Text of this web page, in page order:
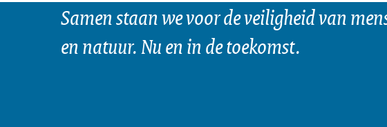
Samen staan we voor de veiligheid van
en natuur. Nu en in de toekomst.